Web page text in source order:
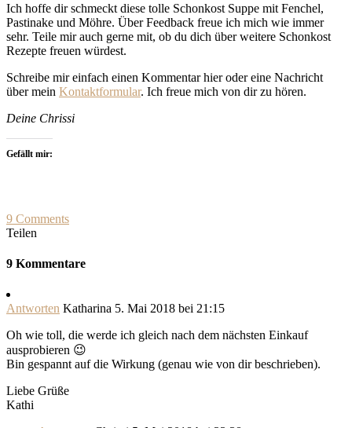
Ich hoffe dir schmeckt diese tolle Schonkost Suppe mit Fenchel,
Pastinake und Möhre. Über Feedback freue ich mich wie immer
sehr. Teile mir auch gerne mit, ob du dich über weitere Schonkost
Rezepte freuen würdest.
Schreibe mir einfach einen Kommentar hier oder eine Nachricht
über mein Kontaktformular. Ich freue mich von dir zu hören.
Deine Chrissi
Gefällt mir:
9 Comments
Teilen
9 Kommentare
Antworten Katharina 5. Mai 2018 bei 21:15
Oh wie toll, die werde ich gleich nach dem nächsten Einkauf
ausprobieren 😉
Bin gespannt auf die Wirkung (genau wie von dir beschrieben).
Liebe Grüße
Kathi